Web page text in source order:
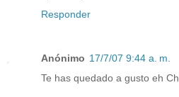
Responder
Anónimo 17/7/07 9:44 a. m.
Te has quedado a gusto eh